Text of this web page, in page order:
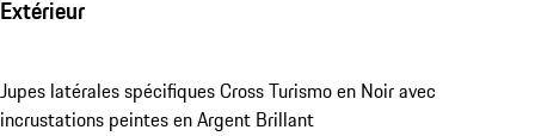
Extérieur
Jupes latérales spécifiques Cross Turismo en Noir avec
incrustations peintes en Argent Brillant